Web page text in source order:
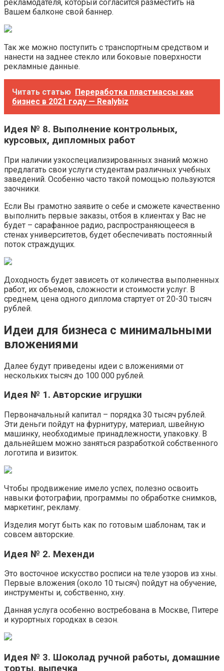
рекламодателя, который согласится разместить на
Вашем балконе свой баннер.
Так же можно поступить с транспортным средством и
нанести на заднее стекло или боковые поверхности
рекламные данные.
Читать статью Переработка пластмассы как
бизнес в 2021 году — Realybiz
Идея № 8. Выполнение контрольных,
курсовых, дипломных работ
При наличии узкоспециализированных знаний можно
предлагать свои услуги студентам различных учебных
заведений. Особенно часто такой помощью пользуются
заочники.
Если Вы грамотно заявите о себе и сможете качественно
выполнить первые заказы, отбоя в клиентах у Вас не
будет – сарафанное радио, распространяющееся в
стенах университетов, будет обеспечивать постоянный
поток страждущих.
Доходность будет зависеть от количества выполненных
работ, их объемов, сложности и стоимости услуг. В
среднем, цена одного диплома стартует от 20-30 тысяч
рублей.
Идеи для бизнеса с минимальными
вложениями
Далее будут приведены идеи с вложениями от
нескольких тысяч до 100 000 рублей.
Идея № 1. Авторские игрушки
Первоначальный капитал – порядка 30 тысяч рублей.
Эти деньги пойдут на фурнитуру, материал, швейную
машинку, необходимые принадлежности, упаковку. В
дальнейшем можно заняться разработкой собственного
логотипа и визиток.
Чтобы продвижение имело успех, полезно освоить
навыки фотографии, программы по обработке снимков,
маркетинг, рекламу.
Изделия могут быть как по готовым шаблонам, так и
совсем авторские.
Идея № 2. Мехенди
Это восточное искусство росписи на теле узоров из хны.
Первые вложения (около 10 тысяч) пойдут на обучение,
инструменты и, собственно, хну.
Данная услуга особенно востребована в Москве, Питере
и курортных городках в сезон.
Идея № 3. Шоколад ручной работы, домашние
торты, выпечка